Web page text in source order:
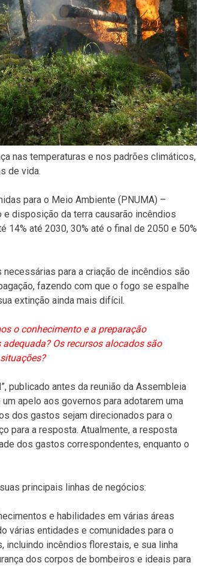
nas temperaturas e nos padrões climáticos,
de vida.
para o Meio Ambiente (PNUMA) –
disposição da terra causarão incêndios
até 2030, 30% até o final de 2050 e 50%
para a criação de incêndios são
fazendo com que o fogo se espalhe
extinção ainda mais difícil.
o conhecimento e a preparação
Os recursos alocados são
publicado antes da reunião da Assembleia
apelo aos governos para adotarem uma
dos gastos sejam direcionados para o
para a resposta. Atualmente, a resposta
dos gastos correspondentes, enquanto o
principais linhas de negócios:
e habilidades em várias áreas
várias entidades e comunidades para o
incluindo incêndios florestais, e sua linha
dos corpos de bombeiros e ideais para